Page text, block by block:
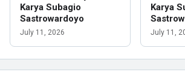
Karya Subagio
Sastrowardoyo
July 11, 2026
Karya
July 11,